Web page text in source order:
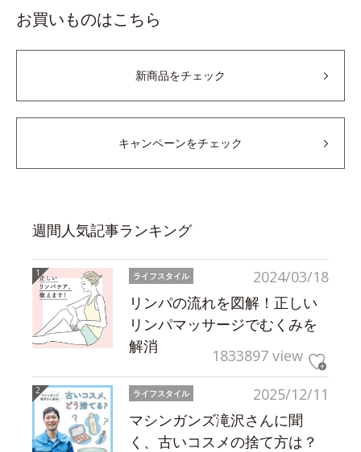
お買いものはこちら
新商品をチェック
キャンペーンをチェック
週間人気記事ランキング
2024/03/18
ライフスタイル
リンパの流れを図解！正しい
リンパマッサージでむくみを
解消
1833897 view
2025/12/11
ライフスタイル
マシンガンズ滝沢さんに聞
く、古いコスメの捨て方は？